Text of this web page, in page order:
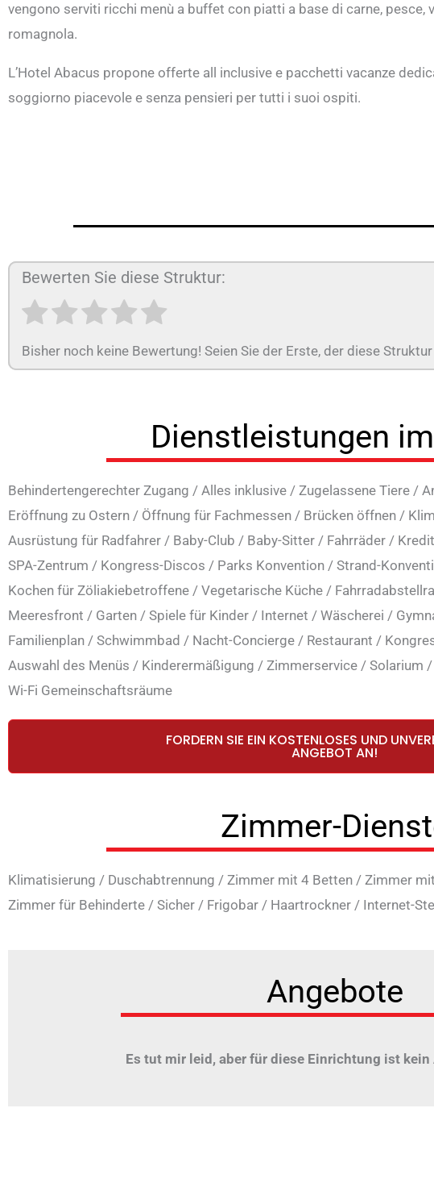
vengono serviti ricchi menù a buffet con piatti a base di carne, pesce,
romagnola.
L’Hotel Abacus propone offerte all inclusive e pacchetti vacanze
soggiorno piacevole e senza pensieri per tutti i suoi ospiti.
Bewerten Sie diese Struktur:
Bisher noch keine Bewertung! Seien Sie der Erste, der diese
Dienstleistungen
Behindertengerechter Zugang / Alles inklusive / Zugelassene Tiere /
Eröffnung zu Ostern / Öffnung für Fachmessen / Brücken öffnen /
Ausrüstung für Radfahrer / Baby-Club / Baby-Sitter / Fahrräder /
SPA-Zentrum / Kongress-Discos / Parks Konvention / Strand-
Kochen für Zöliakiebetroffene / Vegetarische Küche /
Meeresfront / Garten / Spiele für Kinder / Internet / Wäscherei /
Familienplan / Schwimmbad / Nacht-Concierge / Restaurant /
Auswahl des Menüs / Kinderermäßigung / Zimmerservice / Solarium /
Wi-Fi Gemeinschaftsräume
FORDERN SIE EIN KOSTENLOSES UND
ANGEBOT AN!
Zimmer-
Klimatisierung / Duschabtrennung / Zimmer mit 4 Betten / Zimmer
Zimmer für Behinderte / Sicher / Frigobar / Haartrockner / Internet-
Angebote
Es tut mir leid, aber für diese Einrichtung ist